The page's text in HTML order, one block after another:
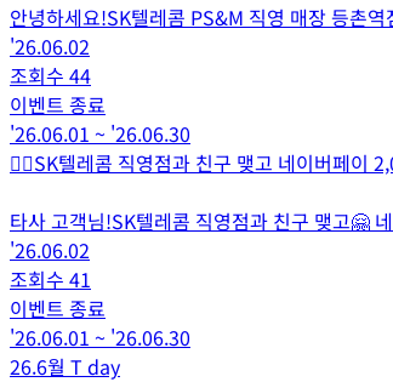
안녕하세요!SK텔레콤 PS&M 직영 매장 등촌
'26.06.02
조회수 44
이벤트 종료
'26.06.01 ~ '26.06.30
🙋‍♂️SK텔레콤 직영점과 친구 맺고 네이버페이
타사 고객님!SK텔레콤 직영점과 친구 맺고🤗
'26.06.02
조회수 41
이벤트 종료
'26.06.01 ~ '26.06.30
26.6월 T day